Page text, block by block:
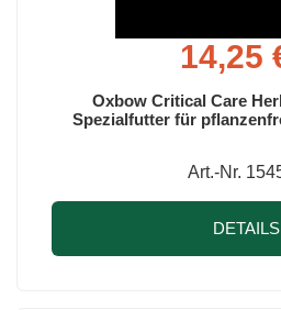
14,25
Oxbow Critical Care
Spezialfutter für
Art.-Nr.
DETAILS